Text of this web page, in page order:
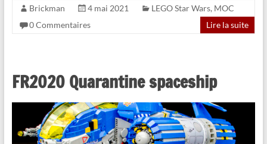
Brickman 4 mai 2021 LEGO Star Wars, MOC
0 Commentaires
Lire la suite
FR2020 Quarantine spaceship